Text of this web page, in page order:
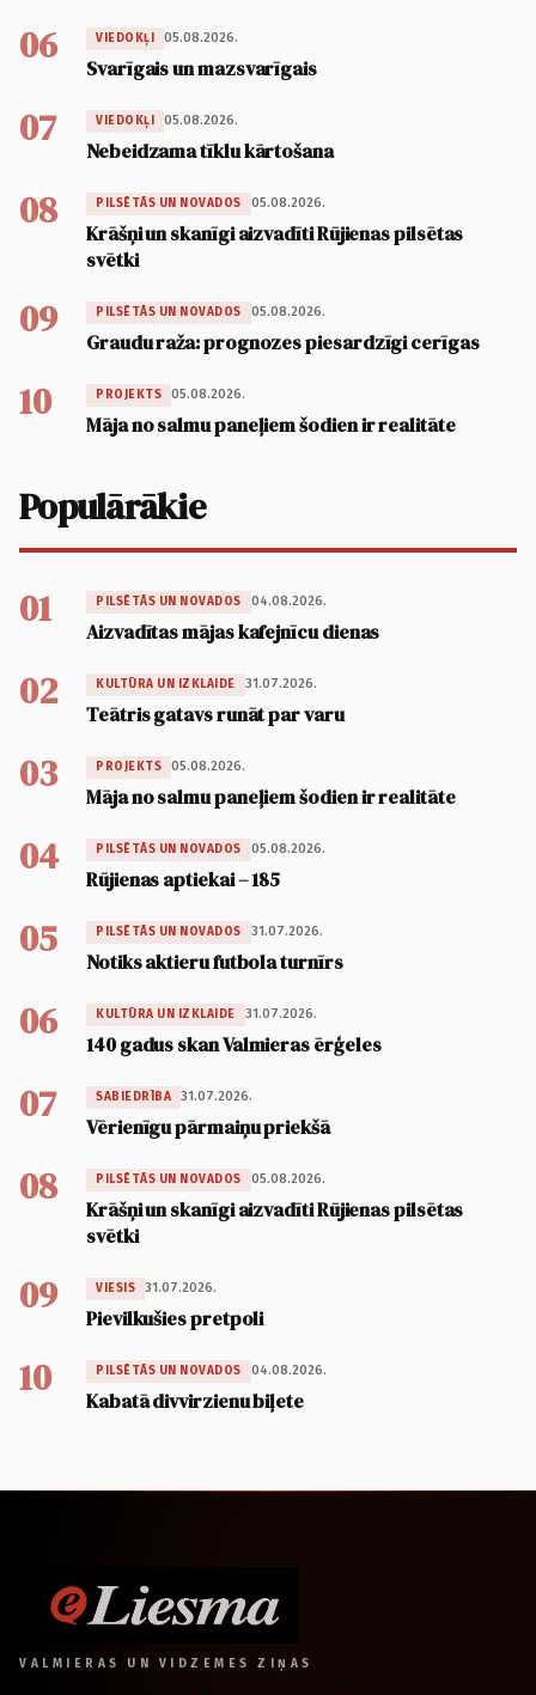
06 VIEDOKĻI 05.08.2026.
Svarīgais un mazsvarīgais
07 VIEDOKĻI 05.08.2026.
Nebeidzama tīklu kārtošana
08 PILSĒTĀS UN NOVADOS 05.08.2026.
Krāšņi un skanīgi aizvadīti Rūjienas pilsētas
svētki
09 PILSĒTĀS UN NOVADOS 05.08.2026.
Graudu raža: prognozes piesardzīgi cerīgas
10 PROJEKTS 05.08.2026.
Māja no salmu paneļiem šodien ir realitāte
Populārākie
01 PILSĒTĀS UN NOVADOS 04.08.2026.
Aizvadītas mājas kafejnīcu dienas
02 KULTŪRA UN IZKLAIDE 31.07.2026.
Teātris gatavs runāt par varu
03 PROJEKTS 05.08.2026.
Māja no salmu paneļiem šodien ir realitāte
04 PILSĒTĀS UN NOVADOS 05.08.2026.
Rūjienas aptiekai – 185
05 PILSĒTĀS UN NOVADOS 31.07.2026.
Notiks aktieru futbola turnīrs
06 KULTŪRA UN IZKLAIDE 31.07.2026.
140 gadus skan Valmieras ērģeles
07 SABIEDRĪBA 31.07.2026.
Vērienīgu pārmaiņu priekšā
08 PILSĒTĀS UN NOVADOS 05.08.2026.
Krāšņi un skanīgi aizvadīti Rūjienas pilsētas
svētki
09 VIESIS 31.07.2026.
Pievilkušies pretpoli
10 PILSĒTĀS UN NOVADOS 04.08.2026.
Kabatā divvirzienu biļete
VALMIERAS UN VIDZEMES ZIŅAS